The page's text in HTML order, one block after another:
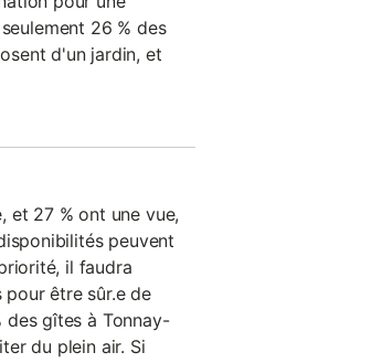
26 % des
d'un jardin, et
et 27 % ont une vue,
peuvent
il faudra
être sûr.e de
des gîtes à Tonnay-
du plein air. Si